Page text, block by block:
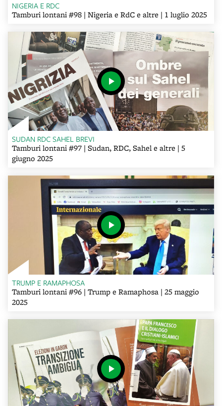
NIGERIA E RDC
Tamburi lontani #98 | Nigeria e RdC e altre | 1 luglio 2025
SUDAN RDC SAHEL BREVI
Tamburi lontani #97 | Sudan, RDC, Sahel e altre | 5
giugno 2025
TRUMP E RAMAPHOSA
Tamburi lontani #96 | Trump e Ramaphosa | 25 maggio
2025